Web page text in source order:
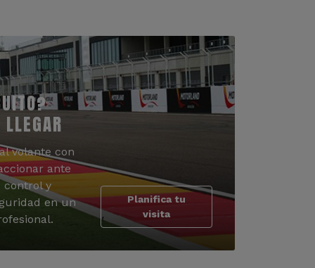
volante con
ante
control y
en un
Planifica tu
visita